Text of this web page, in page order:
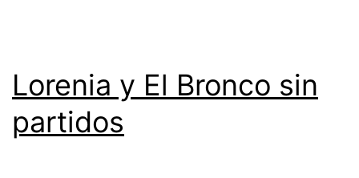
Lorenia y El Bronco sin
partidos